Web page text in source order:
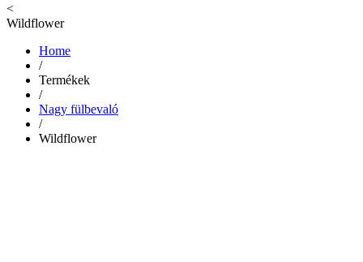
<
Wildflower
Home
/
Termékek
/
Nagy fülbevaló
/
Wildflower